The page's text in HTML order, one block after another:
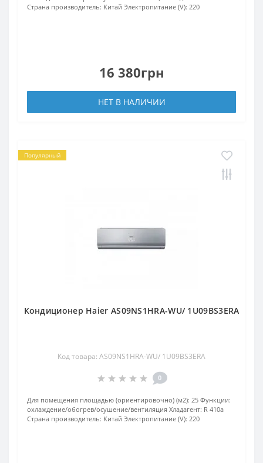
Страна производитель: Китай Электропитание (V): 220
16 380грн
НЕТ В НАЛИЧИИ
Популярный
Кондиционер Haier AS09NS1HRA-WU/ 1U09BS3ERA
Код товара: AS09NS1HRA-WU/ 1U09BS3ERA
0
Для помещения площадью (ориентировочно) (м2): 25 Функции:
охлаждение/обогрев/осушение/вентиляция Хладагент: R 410a
Страна производитель: Китай Электропитание (V): 220